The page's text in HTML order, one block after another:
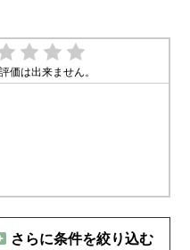
価は出来ません。
さらに条件を絞り込む